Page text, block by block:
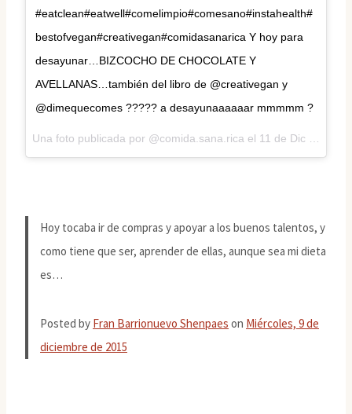
#eatclean#eatwell#comelimpio#comesano#instahealth#
bestofvegan#creativegan#comidasanarica Y hoy para
desayunar…BIZCOCHO DE CHOCOLATE Y
AVELLANAS…también del libro de @creativegan y
@dimequecomes ????? a desayunaaaaaar mmmmm ?
Una foto publicada por @comida.sana.rica el 11 de Dic de 2015 a la(s) 12:38 PST
Hoy tocaba ir de compras y apoyar a los buenos talentos, y
como tiene que ser, aprender de ellas, aunque sea mi dieta
es…
Posted by Fran Barrionuevo Shenpaes on Miércoles, 9 de
diciembre de 2015